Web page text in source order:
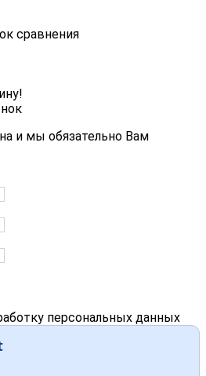
сравнения
и мы обязательно Вам
персональных данных